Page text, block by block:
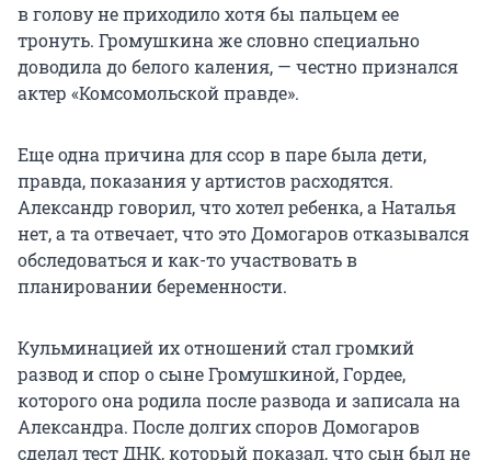
в голову не приходило хотя бы пальцем ее
тронуть. Громушкина же словно специально
доводила до белого каления, — честно признался
актер «Комсомольской правде».
Еще одна причина для ссор в паре была дети,
правда, показания у артистов расходятся.
Александр говорил, что хотел ребенка, а Наталья
нет, а та отвечает, что это Домогаров отказывался
обследоваться и как-то участвовать в
планировании беременности.
Кульминацией их отношений стал громкий
развод и спор о сыне Громушкиной, Гордее,
которого она родила после развода и записала на
Александра. После долгих споров Домогаров
сделал тест ДНК, который показал, что сын был не